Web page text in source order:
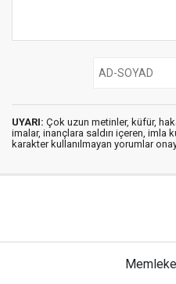
UYARI: Çok uzun metinler, küfür,
imalar, inançlara saldırı içeren, imla
karakter kullanılmayan yorumlar